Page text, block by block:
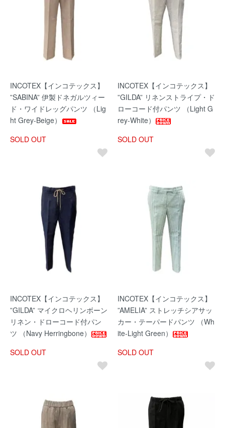
INCOTEX【インコテックス】
”SABINA” 伊製ドネガルツィー
ド・ワイドレッグパンツ （Lig
ht Grey-Beige）
SOLD OUT
INCOTEX【インコテックス】
”GILDA” リネンストライプ・ド
ローコード付パンツ （Light G
rey-White）
SOLD OUT
INCOTEX【インコテックス】
”GILDA” マイクロヘリンボーン
リネン・ドローコード付パン
ツ （Navy Herringbone）
SOLD OUT
INCOTEX【インコテックス】
”AMELIA” ストレッチシアサッ
カー・テーパードパンツ （Wh
ite-Light Green）
SOLD OUT